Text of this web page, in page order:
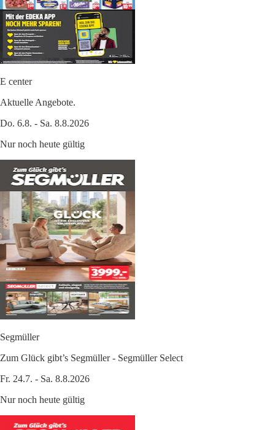
E center
Aktuelle Angebote.
Do. 6.8. - Sa. 8.8.2026
Nur noch heute gültig
Segmüller
Zum Glück gibt’s Segmüller - Segmüller Select
Fr. 24.7. - Sa. 8.8.2026
Nur noch heute gültig